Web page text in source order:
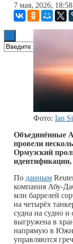
Книги
7 мая, 2026, 18:58
Фото: Ian
Объединённые
провели
Ормузский
идентификации,
По данным
компания Абу-
млн баррелей
на четырёх
судна на судно
выгружена в
напрямую в
управляются